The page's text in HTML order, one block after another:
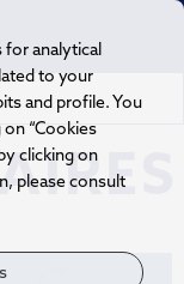
for analytical
to your
and profile. You
“Cookies
clicking on
please consult